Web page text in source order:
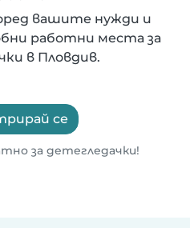
вашите нужди и
работни места за
в Пловдив.
се
за детегледачки!